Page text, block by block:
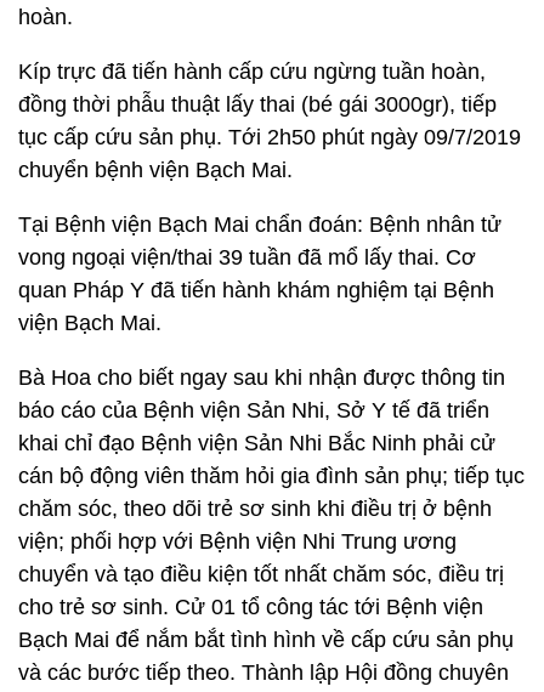
hoàn.
Kíp trực đã tiến hành cấp cứu ngừng tuần hoàn,
đồng thời phẫu thuật lấy thai (bé gái 3000gr), tiếp
tục cấp cứu sản phụ. Tới 2h50 phút ngày 09/7/2019
chuyển bệnh viện Bạch Mai.
Tại Bệnh viện Bạch Mai chẩn đoán: Bệnh nhân tử
vong ngoại viện/thai 39 tuần đã mổ lấy thai. Cơ
quan Pháp Y đã tiến hành khám nghiệm tại Bệnh
viện Bạch Mai.
Bà Hoa cho biết ngay sau khi nhận được thông tin
báo cáo của Bệnh viện Sản Nhi, Sở Y tế đã triển
khai chỉ đạo Bệnh viện Sản Nhi Bắc Ninh phải cử
cán bộ động viên thăm hỏi gia đình sản phụ; tiếp tục
chăm sóc, theo dõi trẻ sơ sinh khi điều trị ở bệnh
viện; phối hợp với Bệnh viện Nhi Trung ương
chuyển và tạo điều kiện tốt nhất chăm sóc, điều trị
cho trẻ sơ sinh. Cử 01 tổ công tác tới Bệnh viện
Bạch Mai để nắm bắt tình hình về cấp cứu sản phụ
và các bước tiếp theo. Thành lập Hội đồng chuyên